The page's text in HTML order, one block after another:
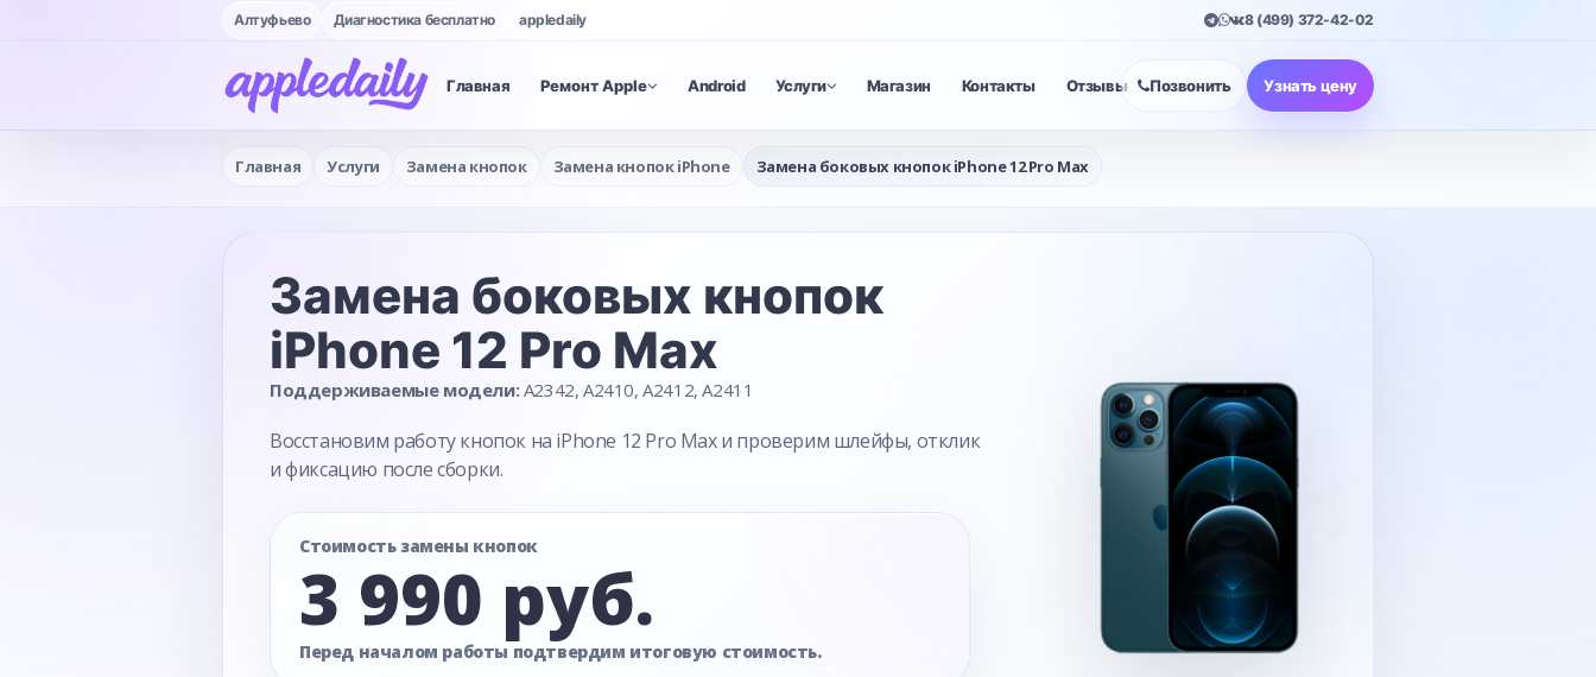
Алтуфьево Диагностика бесплатно appledaily 8 (499) 372-42-02
Главная Ремонт Apple Android Услуги Магазин Контакты Отзывы Позвонить Узнать цену
Главная Услуги Замена кнопок Замена кнопок iPhone Замена боковых кнопок iPhone 12 Pro Max
Замена боковых кнопок
iPhone 12 Pro Max
Поддерживаемые модели:A2342, A2410, A2412, A2411
Восстановим работу кнопок на iPhone 12 Pro Max и проверим шлейфы, отклик
и фиксацию после сборки.
Стоимость замены кнопок
3 990 руб.
Перед началом работы подтвердим итоговую стоимость.